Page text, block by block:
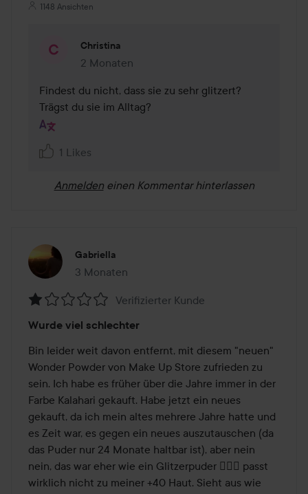
1148 Ansichten
Christina
2 Monaten
Kommentaren lades 2 Monaten
Findest du nicht, dass sie zu sehr glitzert?
Trägst du sie im Alltag?
1 Likes
Anmelden einen Kommentar hinterlassen
Gabriella
3 Monaten
Der Beitrag wurde 3 Monaten erstellt
1
von
5
Verifizierter Kunde
Wurde viel schlechter
Bin leider weit davon entfernt, mit diesem "neuen"
Wonder Powder von Make Up Store zufrieden zu
sein. Ich habe es früher über die Jahre immer in der
Farbe Kalahari gekauft. Habe jetzt ein neues
gekauft, da ich mein altes mehrere Jahre hatte und
es Zeit war, es gegen ein neues auszutauschen (da
das Puder nur 24 Monate haltbar ist), aber nein
nein, das war eher wie ein Glitzerpuder 🤦🏻‍♀️ passt
wirklich nicht zu meiner +40 Haut. Sieht aus wie